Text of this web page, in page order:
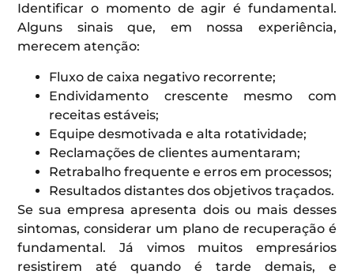
Identificar o momento de agir é fundamental.
Alguns sinais que, em nossa experiência,
merecem atenção:
Fluxo de caixa negativo recorrente;
Endividamento crescente mesmo com
receitas estáveis;
Equipe desmotivada e alta rotatividade;
Reclamações de clientes aumentaram;
Retrabalho frequente e erros em processos;
Resultados distantes dos objetivos traçados.
Se sua empresa apresenta dois ou mais desses
sintomas, considerar um plano de recuperação é
fundamental. Já vimos muitos empresários
resistirem até quando é tarde demais, e